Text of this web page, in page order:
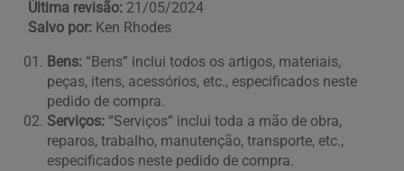
Última revisão:21/05/2024
Salvo por:Ken Rhodes
Bens: “Bens” inclui todos os artigos, materiais,
peças, itens, acessórios, etc., especificados neste
pedido de compra.
Serviços: “Serviços” inclui toda a mão de obra,
reparos, trabalho, manutenção, transporte, etc.,
especificados neste pedido de compra.